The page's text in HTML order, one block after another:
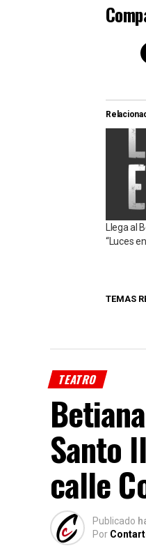
Llega al
“Luces
TEMAS
TEATRO
Santo
calle
Publicado
Por